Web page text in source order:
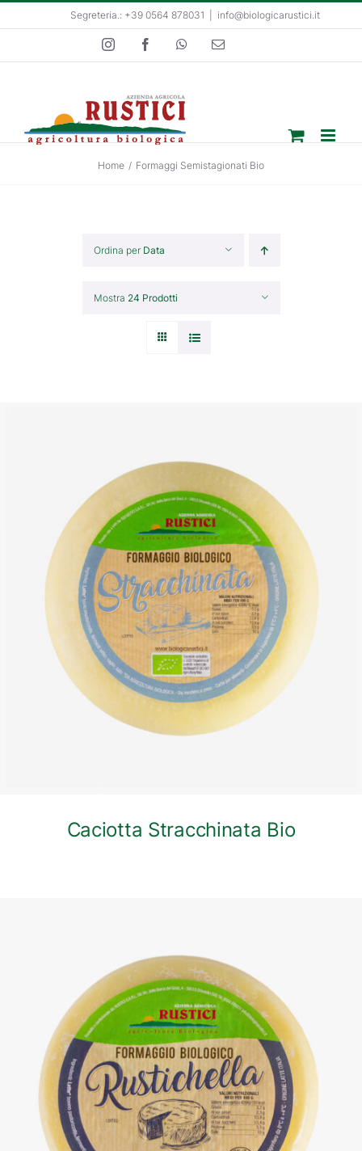
al
Segreteria.: +39 0564 878031 info@biologicarustici.it
InstagramFacebookWhatsApp
Email
Home / Formaggi Semistagionati Bio
Ordina per Data
Mostra 24 Prodotti
DETTAGLI
Caciotta Stracchinata Bio
DETTAGLI